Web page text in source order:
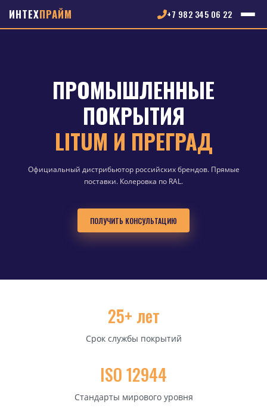
ИНТЕХПРАЙМ +7 982 345 06 22
ПРОМЫШЛЕННЫЕ
ПОКРЫТИЯ
LITUM И ПРЕГРАД
Официальный дистрибьютор российских брендов. Прямые
поставки. Колеровка по RAL.
ПОЛУЧИТЬ КОНСУЛЬТАЦИЮ
СИСТЕМЫ LITUM:
ЭТАЛОННАЯ ЗАЩИТА ОТ
КОРРОЗИИ
Стали и бетона в экстремальных средах
25+ лет
Срок службы покрытий
ISO 12944
Стандарты мирового уровня